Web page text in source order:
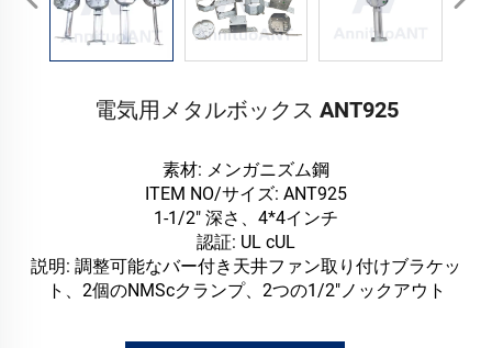
電気用メタルボックス ANT925
素材: メンガニズム鋼
ITEM NO/サイズ: ANT925
1-1/2" 深さ、4*4インチ
認証: UL cUL
説明: 調整可能なバー付き天井ファン取り付けブラケッ
ト、2個のNMScクランプ、2つの1/2"ノックアウト